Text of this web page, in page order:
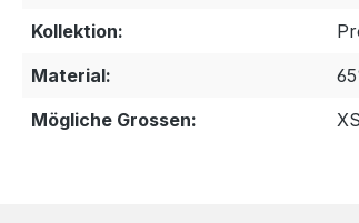
Kollektion:
Material:
Mögliche Grossen: